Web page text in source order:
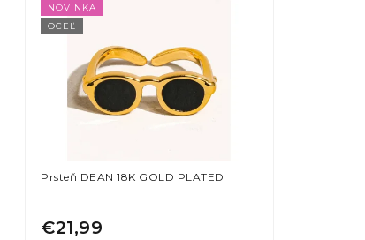
NOVINKA
OCEĽ
Prsteň DEAN 18K GOLD PLATED
€21,99